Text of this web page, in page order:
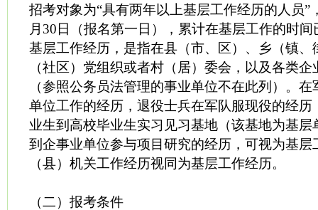
招考对象为“具有两年以上基层工作经历的人员”
月30日（报名第一日），累计在基层工作的时
基层工作经历，是指在县（市、区）、乡（镇、
（社区）党组织或者村（居）委会，以及各类
（参照公务员法管理的事业单位不在此列）。
单位工作的经历，退役士兵在军队服现役的经历
业生到高校毕业生实习见习基地（该基地为基层
到企事业单位参与项目研究的经历，可视为基层
（县）机关工作经历视同为基层工作经历。
（二）报考条件